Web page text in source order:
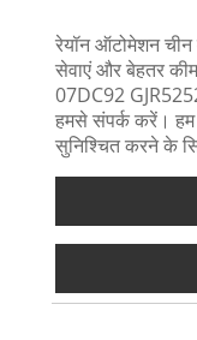
रेयॉन ऑटोमेशन चीन
सेवाएं और बेहतर
07DC92
हमसे संपर्क करें। हम
सुनिश्चित करने के